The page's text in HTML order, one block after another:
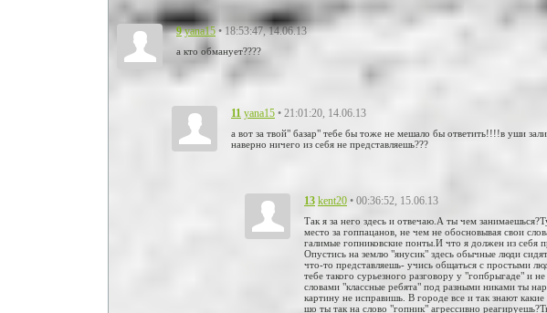
9 yana15 • 18:53:47, 14.06.13
а кто обманует????
11 yana15 • 21:01:20, 14.06.13
а вот за твой" базар" тебе бы тоже не мешало бы ответить!!!!в уши
наверно ничего из себя не представляешь???
13 kent20 • 00:36:52, 15.06.13
Так я за него здесь и отвечаю.А ты чем
место за гоппацанов, не чем не обосновывая свои
галимые гопниковские понты.И что я должен из себя
Опустись на землю "янусик" здесь обычные люди
что-то представляешь- учись общаться с простыми
тебе такого сурьезного разговору у "гопбрыгаде" и
словами "классные ребята" под разными никами ты
картину не исправишь. В городе все и так знают
шо ты так на слово "гопник" агрессивно